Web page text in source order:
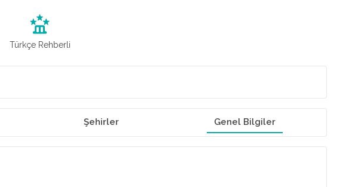
Türkçe Rehberli
Şehirler Genel Bilgiler